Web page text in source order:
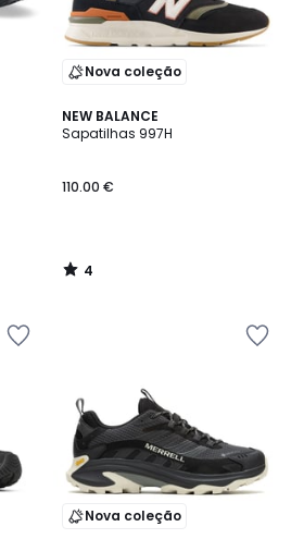
Nova coleção
NEW BALANCE
Sapatilhas 997H
110.00 €
4
/
4
/
Nova coleção